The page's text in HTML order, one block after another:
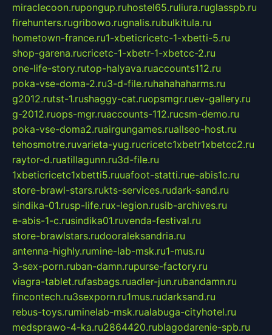
miraclecoon.rupongup.ruhostel65.ruliura.ruglasspb.ru
firehunters.rugribowo.rugnalis.rubulkitula.ru
hometown-france.ru1-xbeticricetc-1-xbetti-5.ru
shop-garena.rucricetc-1-xbetr-1-xbetcc-2.ru
one-life-story.rutop-halyava.ruaccounts112.ru
poka-vse-doma-2.ru3-d-file.ruhahahaharms.ru
g2012.rutst-1.rushaggy-cat.ruopsmgr.ruev-gallery.ru
g-2012.ruops-mgr.ruaccounts-112.rucsm-demo.ru
poka-vse-doma2.ruairgungames.ruallseo-host.ru
tehosmotre.ruvarieta-yug.rucricetc1xbetr1xbetcc2.ru
raytor-d.ruatillagunn.ru3d-file.ru
1xbeticricetc1xbetti5.ruuafoot-statti.rue-abis1c.ru
store-brawl-stars.rukts-services.rudark-sand.ru
sindika-01.rusp-life.rux-legion.rusib-archives.ru
e-abis-1-c.rusindika01.ruvenda-festival.ru
store-brawlstars.rudooraleksandria.ru
antenna-highly.rumine-lab-msk.ru1-mus.ru
3-sex-porn.ruban-damn.rupurse-factory.ru
viagra-tablet.rufasbags.ruadler-jun.rubandamn.ru
fincontech.ru3sexporn.ru1mus.rudarksand.ru
rebus-toys.ruminelab-msk.rualabuga-cityhotel.ru
medsprawo-4-ka.ru2864420.rublagodarenie-spb.ru